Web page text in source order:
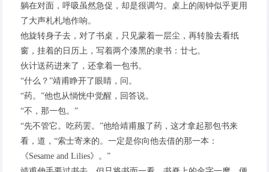
躺在对面，呼吸虽然急促，却是很调匀。桌上的闹钟似乎更用
了大声札札地作响。
他旋转身子去，对了书桌，只见蒙着一层尘，再转脸去看纸
窗，挂着的日历上，写着两个漆黑的隶书：廿七。
伙计送药进来了，还拿着一包书。
“什么？”靖甫睁开了眼睛，问。
“药。”他也从惝恍中觉醒，回答说。
“不，那一包。”
“先不管它。吃药罢。”他给靖甫服了药，这才拿起那包书来
看，道，“索士寄来的。一定是你向他去借的那一本：
《Sesame and Lilies》。”